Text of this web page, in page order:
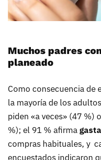
Muchos padres
planeado
Como consecuencia de
la mayoría de los
piden «a veces» (47 %)
%); el 91 % afirma
compras habituales, y
encuestados indicaron